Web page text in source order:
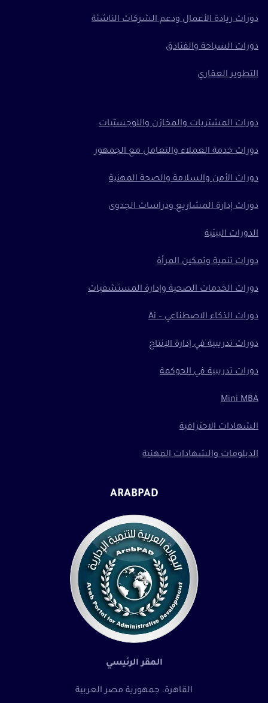
دورات ريادة الأعمال ودعم الشركات الناشئة
دورات السياحة والفنادق
التطوير العقاري
دورات المشتريات والمخازن واللوجستيات
دورات خدمة العملاء والتعامل مع الجمهور
دورات الأمن والسلامة والصحة المهنية
دورات إدارة المشاريع ودراسات الجدوى
الدورات البيئية
دورات تنمية وتمكين المرأة
دورات الخدمات الصحية وإدارة المستشفيات
دورات الذكاء الاصطناعي – Ai
دورات تدريبية في إدارة الإنتاج
دورات تدريبية في الحوكمة
Mini MBA
الشهادات الاحترافية
الدبلومات والشهادات المهنية
ARABPAD
المقر الرئيسي
القاهرة، جمهورية مصر العربية